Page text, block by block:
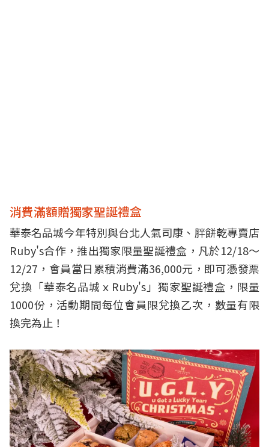
消費滿額贈獨家聖誕禮盒
華泰名品城今年特別與台北人氣司康、胖餅乾專賣店
Ruby's合作，推出獨家限量聖誕禮盒，凡於12/18～
12/27，會員當日累積消費滿36,000元，即可憑發票
兌換「華泰名品城ｘRuby's」獨家聖誕禮盒，限量
1000份，活動期間每位會員限兌換乙次，數量有限
換完為止！